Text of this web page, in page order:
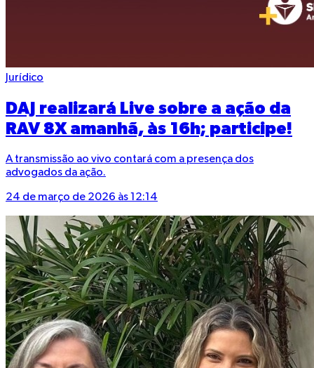
Jurídico
DAJ realizará Live sobre a ação da
RAV 8X amanhã, às 16h; participe!
A transmissão ao vivo contará com a presença dos
advogados da ação.
24 de março de 2026 às 12:14